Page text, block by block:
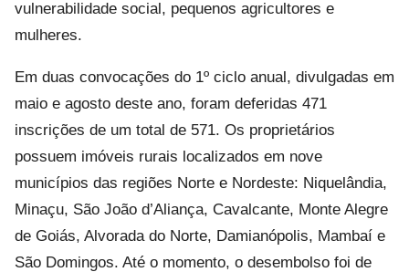
vulnerabilidade social, pequenos agricultores e
mulheres.
Em duas convocações do 1º ciclo anual, divulgadas em
maio e agosto deste ano, foram deferidas 471
inscrições de um total de 571. Os proprietários
possuem imóveis rurais localizados em nove
municípios das regiões Norte e Nordeste: Niquelândia,
Minaçu, São João d’Aliança, Cavalcante, Monte Alegre
de Goiás, Alvorada do Norte, Damianópolis, Mambaí e
São Domingos. Até o momento, o desembolso foi de